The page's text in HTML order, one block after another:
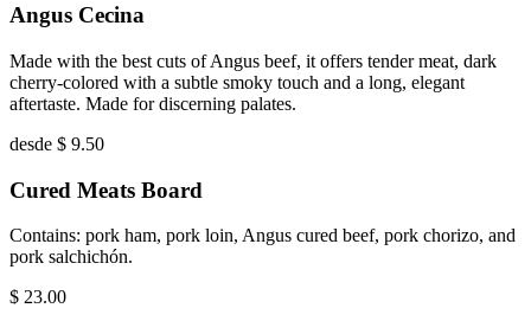
Angus Cecina
Made with the best cuts of Angus beef, it offers tender meat, dark
cherry-colored with a subtle smoky touch and a long, elegant
aftertaste. Made for discerning palates.
desde $ 9.50
Cured Meats Board
Contains: pork ham, pork loin, Angus cured beef, pork chorizo, and
pork salchichón.
$ 23.00